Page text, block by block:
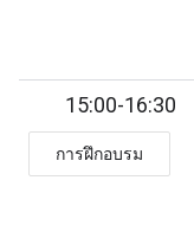
15:00-16:30
การฝึกอบรม